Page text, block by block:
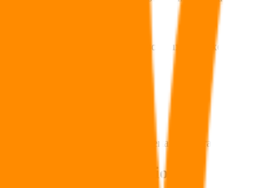
sont soumis aux prélèvements sociaux mais exonérés d’
de l’organisme choisi. Certains contrats en ligne
contrat de capitalisation